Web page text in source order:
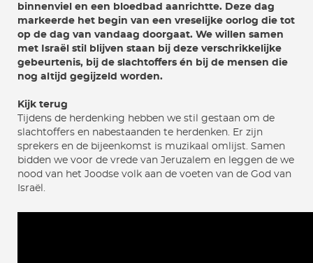
binnenviel en een bloedbad aanrichtte. Deze dag
markeerde het begin van een vreselijke oorlog die tot
op de dag van vandaag doorgaat. We willen samen
met Israël stil blijven staan bij deze verschrikkelijke
gebeurtenis, bij de slachtoffers én bij de mensen die
nog altijd gegijzeld worden.
Kijk terug
Tijdens de herdenking hebben we stil gestaan om de
slachtoffers en nabestaanden te herdenken. Er zijn
sprekers en de bijeenkomst is muzikaal omlijst. Samen
bidden we voor de vrede van Jeruzalem en leggen de we
nood van het Joodse volk aan de voeten van de God van
Israël.